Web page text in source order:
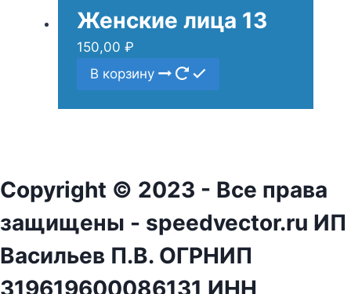
Женские лица 13
150,00 ₽
В корзину
Copyright © 2023 - Все права
защищены - speedvector.ru ИП
Васильев П.В. ОГРНИП
319619600086131 ИНН